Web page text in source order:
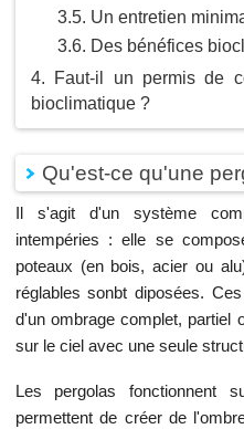
Un entretien
Des bénéfices
Faut-il un permis de
bioclimatique ?
Qu'est-ce qu'une
Il s'agit d'un système
intempéries : elle se
poteaux (en bois, acier ou
réglables sonbt diposées.
d'un ombrage complet, partiel
sur le ciel avec une seule
Les pergolas fonctionnent
permettent de créer de